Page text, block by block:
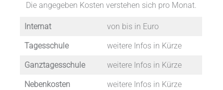
Die angegeben Kosten verstehen sich pro Monat.
Internat von bis in Euro
Tagesschule weitere Infos in Kürze
Ganztagesschule weitere Infos in Kürze
Nebenkosten weitere Infos in Kürze